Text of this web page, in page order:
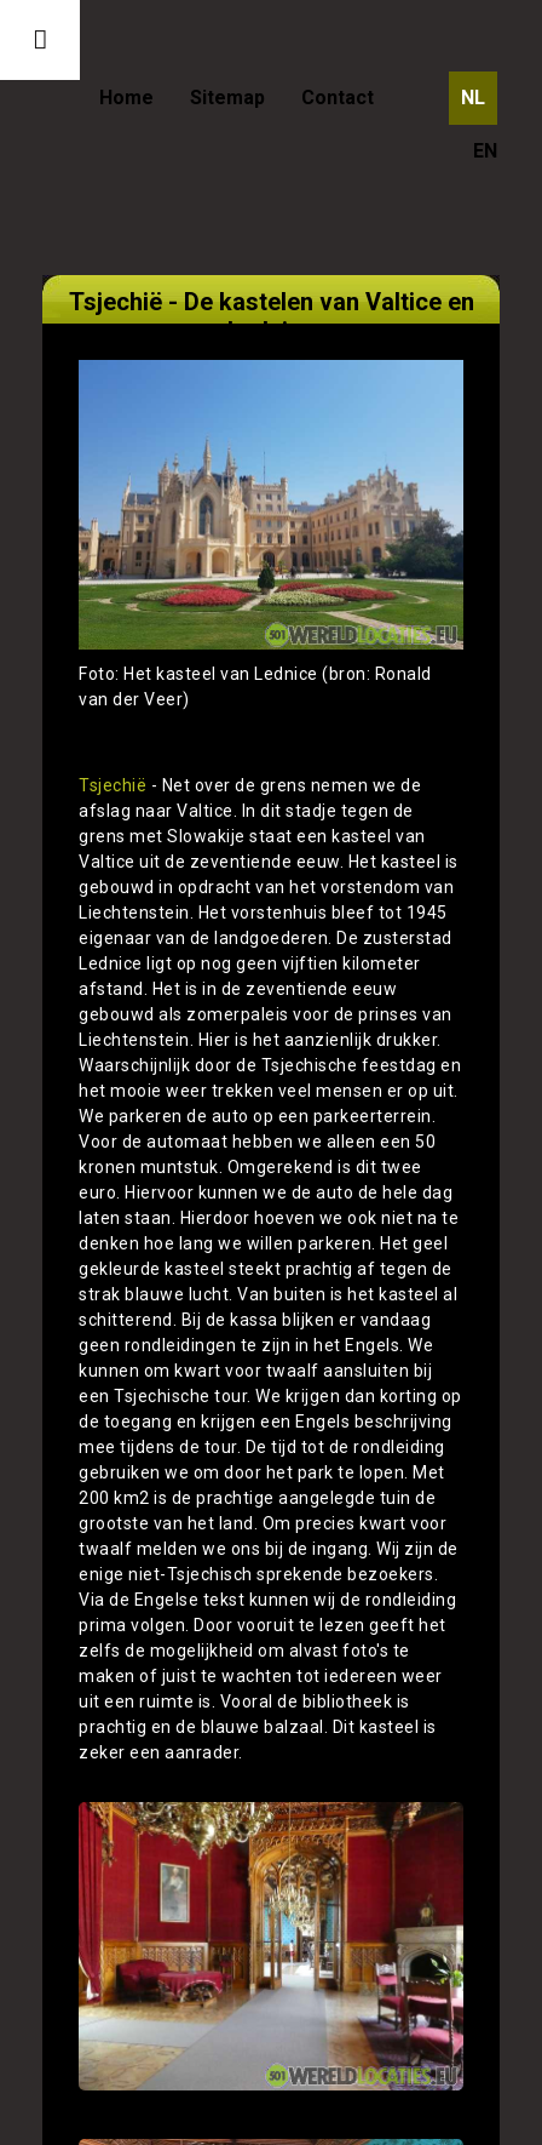
Home Sitemap Contact NL
EN
Tsjechië - De kastelen van Valtice en
Lednice
Foto: Het kasteel van Lednice (bron: Ronald
van der Veer)
Tsjechië - Net over de grens nemen we de
afslag naar Valtice. In dit stadje tegen de
grens met Slowakije staat een kasteel van
Valtice uit de zeventiende eeuw. Het kasteel is
gebouwd in opdracht van het vorstendom van
Liechtenstein. Het vorstenhuis bleef tot 1945
eigenaar van de landgoederen. De zusterstad
Lednice ligt op nog geen vijftien kilometer
afstand. Het is in de zeventiende eeuw
gebouwd als zomerpaleis voor de prinses van
Liechtenstein. Hier is het aanzienlijk drukker.
Waarschijnlijk door de Tsjechische feestdag en
het mooie weer trekken veel mensen er op uit.
We parkeren de auto op een parkeerterrein.
Voor de automaat hebben we alleen een 50
kronen muntstuk. Omgerekend is dit twee
euro. Hiervoor kunnen we de auto de hele dag
laten staan. Hierdoor hoeven we ook niet na te
denken hoe lang we willen parkeren. Het geel
gekleurde kasteel steekt prachtig af tegen de
strak blauwe lucht. Van buiten is het kasteel al
schitterend. Bij de kassa blijken er vandaag
geen rondleidingen te zijn in het Engels. We
kunnen om kwart voor twaalf aansluiten bij
een Tsjechische tour. We krijgen dan korting op
de toegang en krijgen een Engels beschrijving
mee tijdens de tour. De tijd tot de rondleiding
gebruiken we om door het park te lopen. Met
200 km2 is de prachtige aangelegde tuin de
grootste van het land. Om precies kwart voor
twaalf melden we ons bij de ingang. Wij zijn de
enige niet-Tsjechisch sprekende bezoekers.
Via de Engelse tekst kunnen wij de rondleiding
prima volgen. Door vooruit te lezen geeft het
zelfs de mogelijkheid om alvast foto's te
maken of juist te wachten tot iedereen weer
uit een ruimte is. Vooral de bibliotheek is
prachtig en de blauwe balzaal. Dit kasteel is
zeker een aanrader.